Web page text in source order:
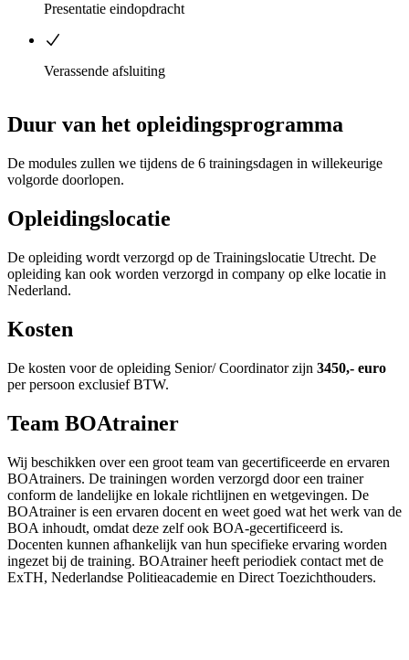
Presentatie eindopdracht
Verassende afsluiting
Duur van het opleidingsprogramma
De modules zullen we tijdens de 6 trainingsdagen in willekeurige
volgorde doorlopen.
Opleidingslocatie
De opleiding wordt verzorgd op de Trainingslocatie Utrecht. De
opleiding kan ook worden verzorgd in company op elke locatie in
Nederland.
Kosten
De kosten voor de opleiding Senior/ Coordinator zijn 3450,- euro
per persoon exclusief BTW.
Team BOAtrainer
Wij beschikken over een groot team van gecertificeerde en ervaren
BOAtrainers. De trainingen worden verzorgd door een trainer
conform de landelijke en lokale richtlijnen en wetgevingen. De
BOAtrainer is een ervaren docent en weet goed wat het werk van de
BOA inhoudt, omdat deze zelf ook BOA-gecertificeerd is.
Docenten kunnen afhankelijk van hun specifieke ervaring worden
ingezet bij de training. BOAtrainer heeft periodiek contact met de
ExTH, Nederlandse Politieacademie en Direct Toezichthouders.